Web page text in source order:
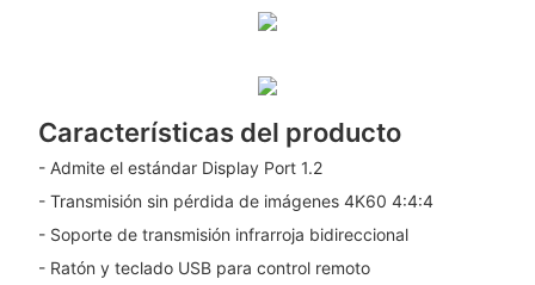
Características del producto
- Admite el estándar Display Port 1.2
- Transmisión sin pérdida de imágenes 4K60 4:4:4
- Soporte de transmisión infrarroja bidireccional
- Ratón y teclado USB para control remoto